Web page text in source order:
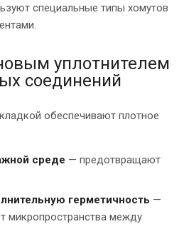
специальные типы хомутов
уплотнителем
соединений
обеспечивают плотное
среде — предотвращают
герметичность —
микропространства между